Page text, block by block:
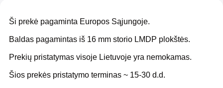
Ši prekė pagaminta Europos Sąjungoje.
Baldas pagamintas iš 16 mm storio LMDP plokštės.
Prekių pristatymas visoje Lietuvoje yra nemokamas.
Šios prekės pristatymo terminas ~ 15-30 d.d.